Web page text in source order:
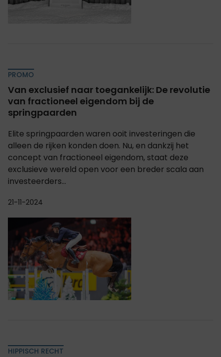
PROMO
Van exclusief naar toegankelijk: De revolutie
van fractioneel eigendom bij de
springpaarden
Elite springpaarden waren ooit investeringen die
alleen de rijken konden doen. Nu, en dankzij het
concept van fractioneel eigendom, staat deze
exclusieve wereld open voor een breder scala aan
investeerders...
21-11-2024
HIPPISCH RECHT